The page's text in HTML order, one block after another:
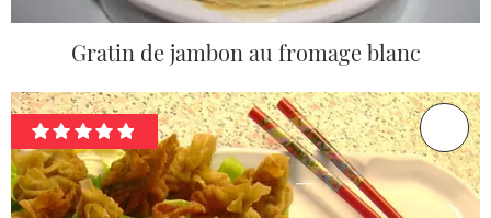
Gratin de jambon au fromage blanc